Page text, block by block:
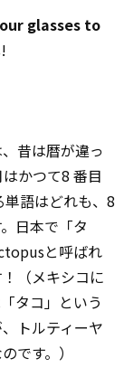
glasses to
昔は暦が違っ
かつて8 番目
単語はどれも、8
日本で「タ
と呼ばれ
（メキシコに
タコ」という
トルティーヤ
です。）